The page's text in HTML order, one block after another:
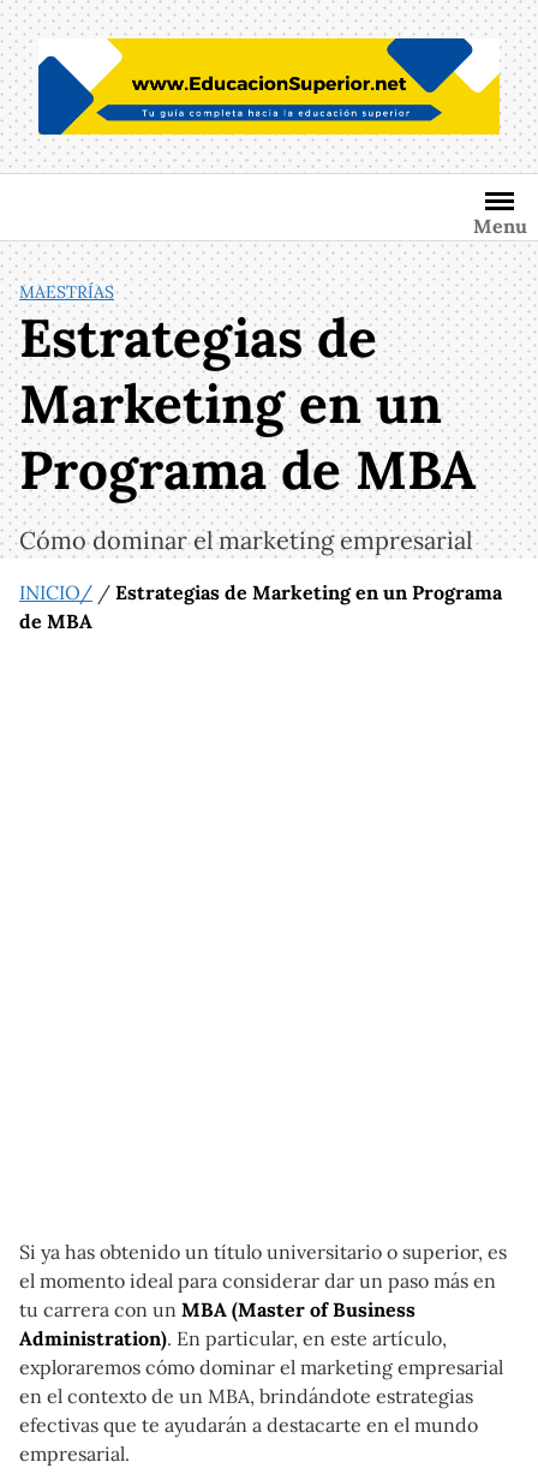
Saltar
al
contenido
Menu
MAESTRÍAS
Estrategias de
Marketing en un
Programa de MBA
Cómo dominar el marketing empresarial
INICIO/ / Estrategias de Marketing en un Programa
de MBA
Si ya has obtenido un título universitario o superior, es
el momento ideal para considerar dar un paso más en
tu carrera con un MBA (Master of Business
Administration). En particular, en este artículo,
exploraremos cómo dominar el marketing empresarial
en el contexto de un MBA, brindándote estrategias
efectivas que te ayudarán a destacarte en el mundo
empresarial.